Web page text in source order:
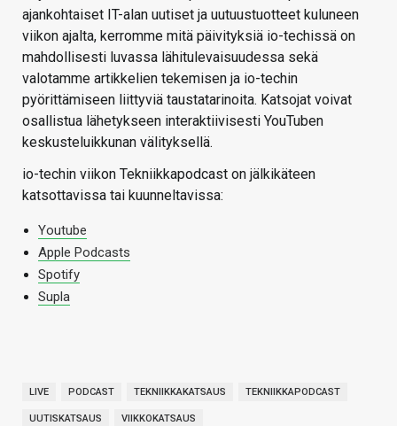
ajankohtaiset IT-alan uutiset ja uutuustuotteet kuluneen
viikon ajalta, kerromme mitä päivityksiä io-techissä on
mahdollisesti luvassa lähitulevaisuudessa sekä
valotamme artikkelien tekemisen ja io-techin
pyörittämiseen liittyviä taustatarinoita. Katsojat voivat
osallistua lähetykseen interaktiivisesti YouTuben
keskusteluikkunan välityksellä.
io-techin viikon Tekniikkapodcast on jälkikäteen
katsottavissa tai kuunneltavissa:
Youtube
Apple Podcasts
Spotify
Supla
LIVE PODCAST TEKNIIKKAKATSAUS TEKNIIKKAPODCAST
UUTISKATSAUS VIIKKOKATSAUS